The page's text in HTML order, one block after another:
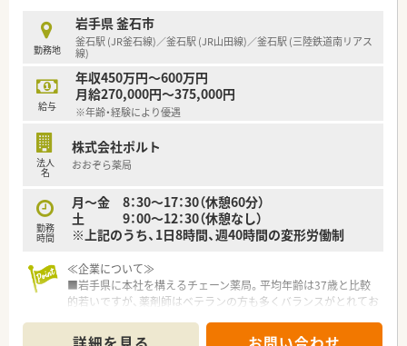
にピッタリの職場です。
勤務地
岩手県 釜石市
釜石駅 (JR釜石線)／釜石駅 (JR山田線)／釜石駅 (三陸鉄道南リアス
線)
給与
年収450万円～600万円
月給270,000円～375,000円
※年齢・経験により優遇
法人
名
株式会社ポルト
おおぞら薬局
勤務
時間
月～金 8：30～17：30（休憩60分）
土 9：00～12：30（休憩なし）
※上記のうち、1日8時間、週40時間の変形労働制
≪企業について≫
■岩手県に本社を構えるチェーン薬局。平均年齢は37歳と比較
的若いですが、薬剤師はベテランの方も多くバランスがとれてお
■地域で腰を据えて働きたい方、全国転勤を避けたいがクリニッ